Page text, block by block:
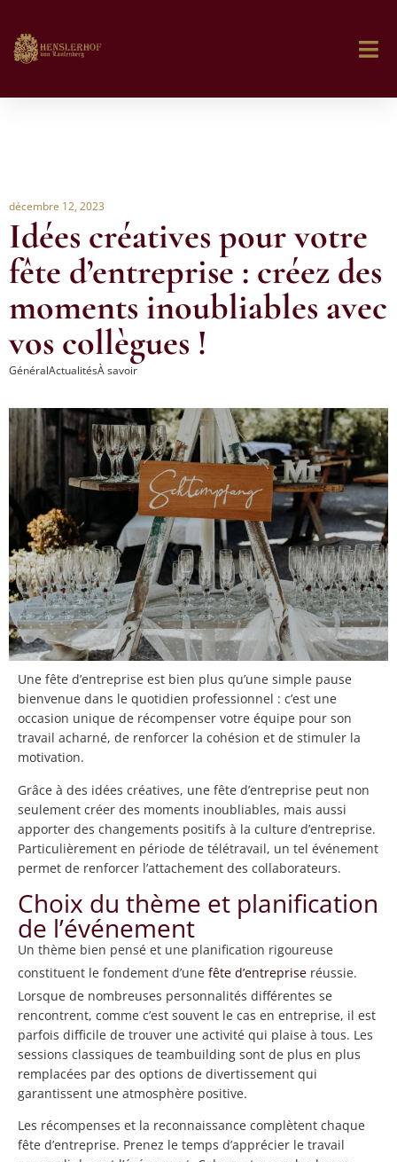
décembre 12, 2023
Idées créatives pour votre
fête d’entreprise : créez des
moments inoubliables avec
vos collègues !
GénéralActualitésÀ savoir
Une fête d’entreprise est bien plus qu’une simple pause
bienvenue dans le quotidien professionnel : c’est une
occasion unique de récompenser votre équipe pour son
travail acharné, de renforcer la cohésion et de stimuler la
motivation.
Grâce à des idées créatives, une fête d’entreprise peut non
seulement créer des moments inoubliables, mais aussi
apporter des changements positifs à la culture d’entreprise.
Particulièrement en période de télétravail, un tel événement
permet de renforcer l’attachement des collaborateurs.
Choix du thème et planification
de l’événement
Un thème bien pensé et une planification rigoureuse
constituent le fondement d’une fête d’entreprise réussie.
Lorsque de nombreuses personnalités différentes se
rencontrent, comme c’est souvent le cas en entreprise, il est
parfois difficile de trouver une activité qui plaise à tous. Les
sessions classiques de teambuilding sont de plus en plus
remplacées par des options de divertissement qui
garantissent une atmosphère positive.
Les récompenses et la reconnaissance complètent chaque
fête d’entreprise. Prenez le temps d’apprécier le travail